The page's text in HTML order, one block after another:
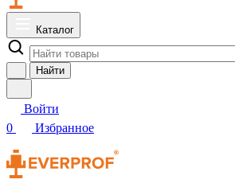
Каталог
Найти
Войти
0
Избранное